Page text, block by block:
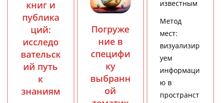
известным
Метод
мест:
визуализир
уем
информаци
ю в
пространст
книг и
публика
ций:
исследо
вательск
ий путь
к
знаниям
Погруже
ние в
специфи
ку
выбранн
ой